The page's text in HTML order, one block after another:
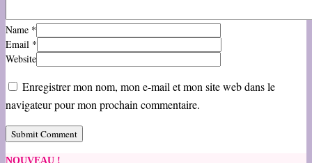
Name *
Email *
Website
Enregistrer mon nom, mon e-mail et mon site web dans le
navigateur pour mon prochain commentaire.
NOUVEAU !